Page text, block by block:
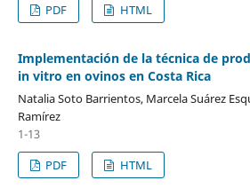
PDF
HTML
Implementación de la técnica de
in vitro en ovinos en Costa Rica
Natalia Soto Barrientos, Marcela Suárez
Ramírez
1-13
PDF
HTML